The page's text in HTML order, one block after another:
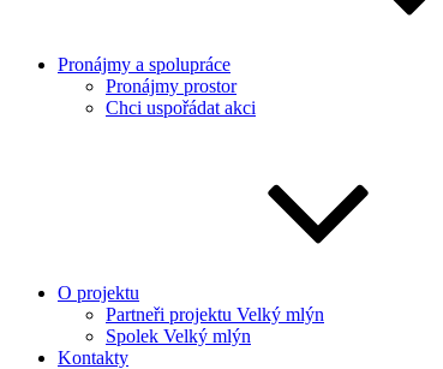
Pronájmy a spolupráce
Pronájmy prostor
Chci uspořádat akci
O projektu
Partneři projektu Velký mlýn
Spolek Velký mlýn
Kontakty